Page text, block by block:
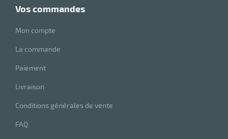
vos commandes
Mon compte
La commande
Paiement
Livraison
Conditions générales de vente
FAQ